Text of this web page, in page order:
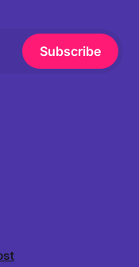
Subscribe